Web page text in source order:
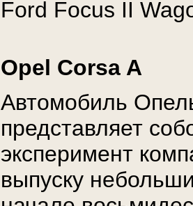
Ford Focus II
Opel Corsa A
Автомобиль
представляет
эксперимент
выпуску